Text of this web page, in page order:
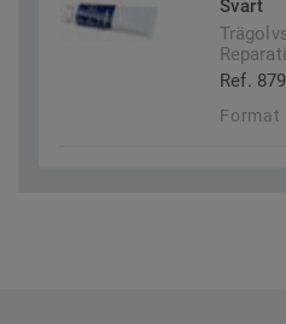
Svart
Ref.
Format